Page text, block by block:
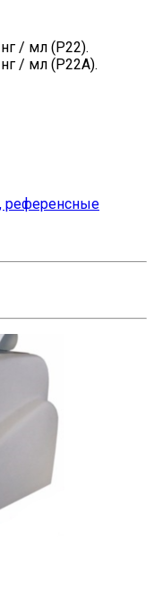
/ мл (P22).
/ мл (P22A).
референсные